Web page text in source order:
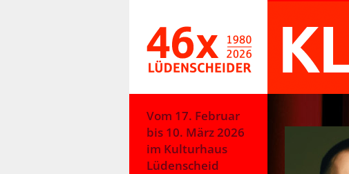
Vom 17. Februar
bis 10. März 2026
im Kulturhaus
Lüdenscheid